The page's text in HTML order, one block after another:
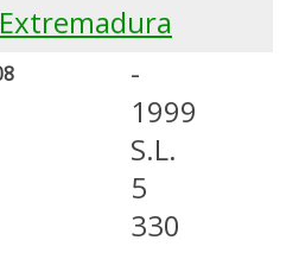
-
1999
S.L.
5
330